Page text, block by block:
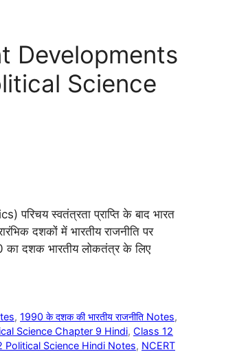
Developments
Science
स्वतंत्रता प्राप्ति के बाद भारत
दशकों में भारतीय राजनीति पर
का दशक भारतीय लोकतंत्र के लिए
,1990 के दशक की भारतीय राजनीति Notes,
Science Chapter 9 Hindi, Class 12
Political Science Hindi Notes, NCERT